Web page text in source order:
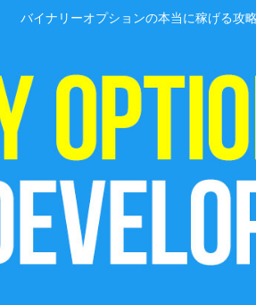
バイナリーオプションの本当に稼げる攻